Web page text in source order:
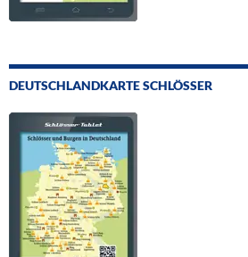
DEUTSCHLANDKARTE SCHLÖSSER